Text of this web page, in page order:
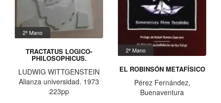
2ª Mano
TRACTATUS LOGICO-
PHILOSOPHICUS.
LUDWIG WITTGENSTEIN
Alianza universidad. 1973
223pp
2ª Mano
EL ROBINSÓN METAFÍSICO
Pérez Fernández,
Buenaventura